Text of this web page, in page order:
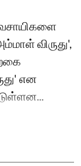
விருது',
என